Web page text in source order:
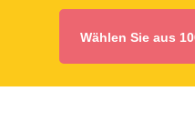
Wählen Sie aus